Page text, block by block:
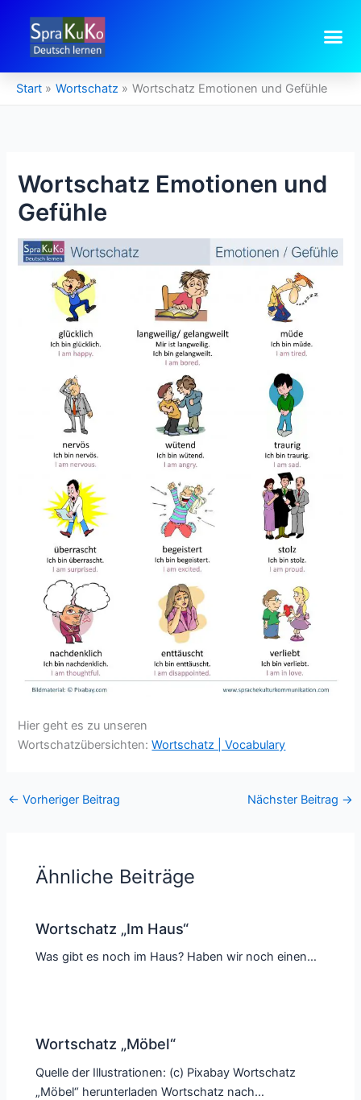
springen
Start Wortschatz Wortschatz Emotionen und Gefühle
Wortschatz Emotionen und
Gefühle
Hier geht es zu unseren
Wortschatzübersichten:Wortschatz | Vocabulary
← Vorheriger Beitrag Nächster Beitrag →
Ähnliche Beiträge
Wortschatz „Im Haus“
Was gibt es noch im Haus? Haben wir noch einen…
Wortschatz „Möbel“
Quelle der Illustrationen: (c) Pixabay Wortschatz
„Möbel“ herunterladen Wortschatz nach…